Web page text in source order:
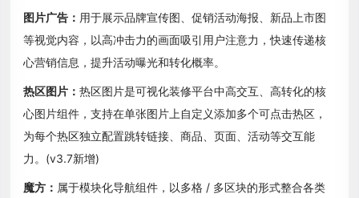
图片广告： 用于展示品牌宣传图、促销活动海报、新品上市图
等视觉内容，以高冲击力的画面吸引用户注意力，快速传递核
心营销信息，提升活动曝光和转化概率。
热区图片： 热区图片是可视化装修平台中高交互、高转化的核
心图片组件，支持在单张图片上自定义添加多个可点击热区，
为每个热区独立配置跳转链接、商品、页面、活动等交互能
力。(v3.7新增)
魔方： 属于模块化导航组件，以多格 / 多区块的形式整合各类